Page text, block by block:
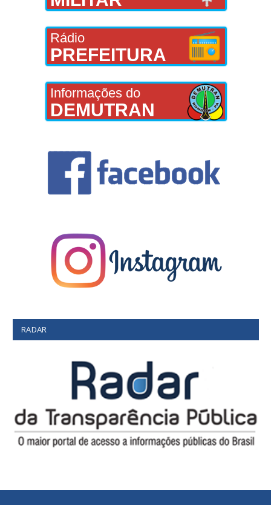
Rádio
PREFEITURA
Informações do
DEMUTRAN
RADAR